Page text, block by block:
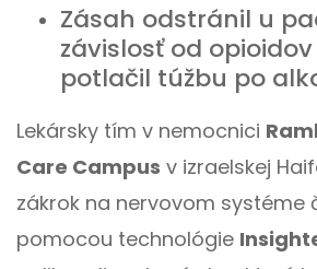
Zásah odstránil u
závislosť od
potlačil túžbu po
Lekársky tím v nemocnici
Care Campus v izraelskej
zákrok na nervovom systéme
pomocou technológie